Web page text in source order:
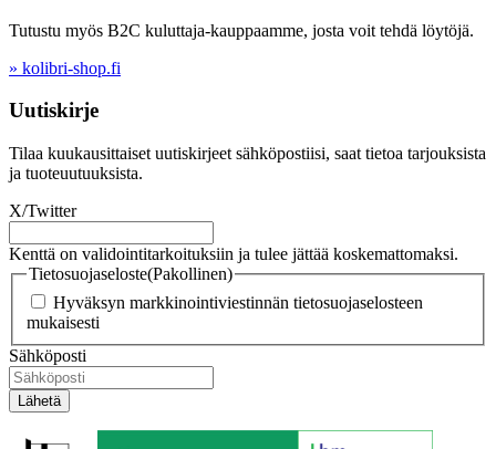
Tutustu myös B2C kuluttaja-kauppaamme, josta voit tehdä löytöjä.
» kolibri-shop.fi
Uutiskirje
Tilaa kuukausittaiset uutiskirjeet sähköpostiisi, saat tietoa tarjouksista
ja tuoteuutuuksista.
X/Twitter
Kenttä on validointitarkoituksiin ja tulee jättää koskemattomaksi.
Tietosuojaseloste(Pakollinen)
Hyväksyn markkinointiviestinnän tietosuojaselosteen
mukaisesti
Sähköposti